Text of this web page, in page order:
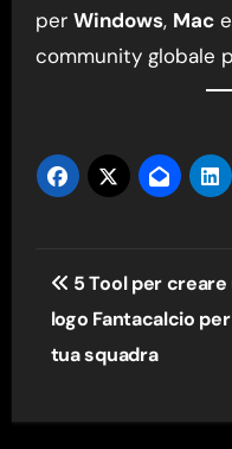
per Windows, Mace
community globale
articoli
5 Tool per creare
logo Fantacalcio
tua squadra